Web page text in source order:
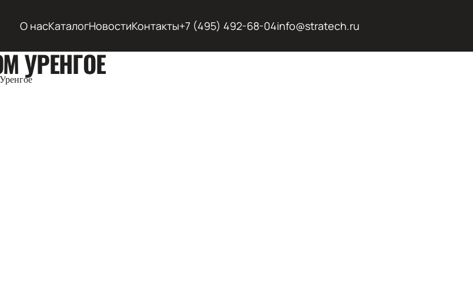
О насКаталогНовостиКонтакты+7 (495) 492-68-04info@stratech.ru
УРЕНГОЕ